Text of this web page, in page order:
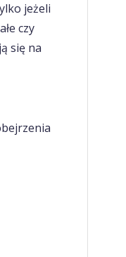
jeżeli
czy
się na